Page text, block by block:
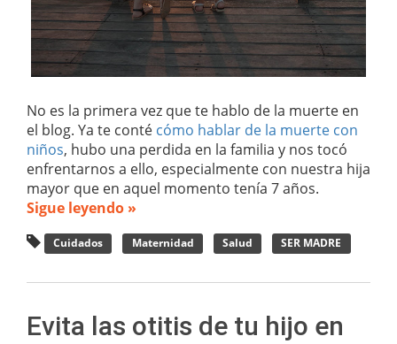
No es la primera vez que te hablo de la muerte en
el blog. Ya te conté cómo hablar de la muerte con
niños, hubo una perdida en la familia y nos tocó
enfrentarnos a ello, especialmente con nuestra hija
mayor que en aquel momento tenía 7 años.
Sigue leyendo »
Cuidados Maternidad Salud SER MADRE
Evita las otitis de tu hijo en